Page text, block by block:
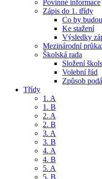
Povinné informace
Zápis do 1. třídy
Co by
Ke stažení
Výsledky
Mezinárodní
Školská rada
Složení
Volební řád
Způsob
Třídy
1. A
1. B
2. A
2. B
3. A
3. B
4. A
4. B
5. A
5. B